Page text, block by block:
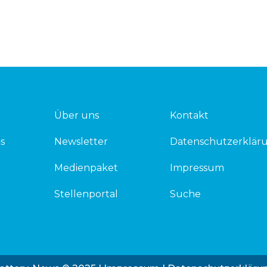
Über uns
Newsletter
Medienpaket
Stellenportal
Kontakt
Impressum
Suche